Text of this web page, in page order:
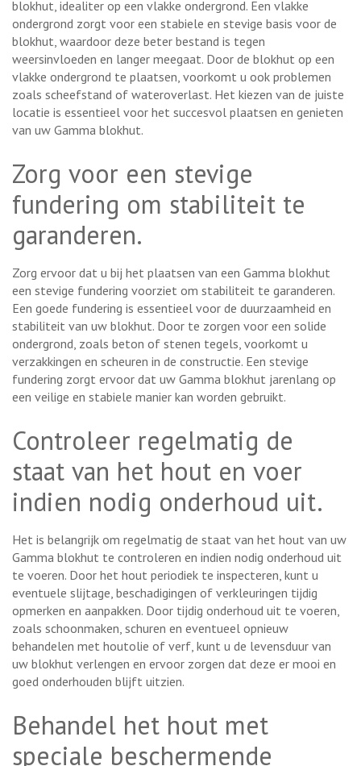
blokhut, idealiter op een vlakke ondergrond. Een vlakke
ondergrond zorgt voor een stabiele en stevige basis voor de
blokhut, waardoor deze beter bestand is tegen
weersinvloeden en langer meegaat. Door de blokhut op een
vlakke ondergrond te plaatsen, voorkomt u ook problemen
zoals scheefstand of wateroverlast. Het kiezen van de juiste
locatie is essentieel voor het succesvol plaatsen en genieten
van uw Gamma blokhut.
Zorg voor een stevige
fundering om stabiliteit te
garanderen.
Zorg ervoor dat u bij het plaatsen van een Gamma blokhut
een stevige fundering voorziet om stabiliteit te garanderen.
Een goede fundering is essentieel voor de duurzaamheid en
stabiliteit van uw blokhut. Door te zorgen voor een solide
ondergrond, zoals beton of stenen tegels, voorkomt u
verzakkingen en scheuren in de constructie. Een stevige
fundering zorgt ervoor dat uw Gamma blokhut jarenlang op
een veilige en stabiele manier kan worden gebruikt.
Controleer regelmatig de
staat van het hout en voer
indien nodig onderhoud uit.
Het is belangrijk om regelmatig de staat van het hout van uw
Gamma blokhut te controleren en indien nodig onderhoud uit
te voeren. Door het hout periodiek te inspecteren, kunt u
eventuele slijtage, beschadigingen of verkleuringen tijdig
opmerken en aanpakken. Door tijdig onderhoud uit te voeren,
zoals schoonmaken, schuren en eventueel opnieuw
behandelen met houtolie of verf, kunt u de levensduur van
uw blokhut verlengen en ervoor zorgen dat deze er mooi en
goed onderhouden blijft uitzien.
Behandel het hout met
speciale beschermende